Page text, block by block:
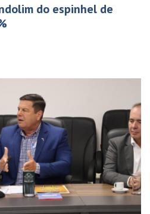
do espinhel de